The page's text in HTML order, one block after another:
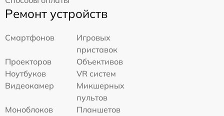
Ремонт устройств
Смартфонов
Игровых
приставок
Проекторов
Объективов
Ноутбуков
VR систем
Видеокамер
Микшерных
пультов
Моноблоков
Планшетов